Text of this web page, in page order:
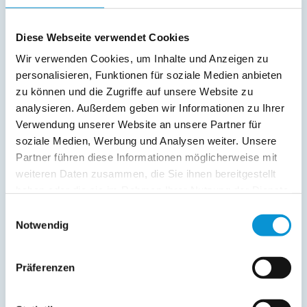
Diese Webseite verwendet Cookies
Wir verwenden Cookies, um Inhalte und Anzeigen zu
personalisieren, Funktionen für soziale Medien anbieten
zu können und die Zugriffe auf unsere Website zu
analysieren. Außerdem geben wir Informationen zu Ihrer
Verwendung unserer Website an unsere Partner für
soziale Medien, Werbung und Analysen weiter. Unsere
Partner führen diese Informationen möglicherweise mit
weiteren Daten zusammen, die Sie ihnen bereitgestellt
Notwendig
Präferenzen
Ferienwohnpark Amselweg Ferienhaus 26
in Kellenhusen
Objekttyp
Ferienhaus
Größe
72 m²
Pers
1 - 5
online buchbar
ab 61 €